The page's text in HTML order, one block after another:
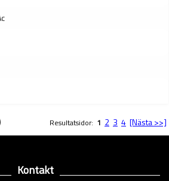
Resultatsidor: 1 2 3 4 [Nästa >>]
Kontakt